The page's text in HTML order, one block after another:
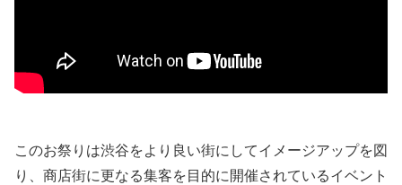
このお祭りは渋谷をより良い街にしてイメージアップを図
り、商店街に更なる集客を目的に開催されているイベント